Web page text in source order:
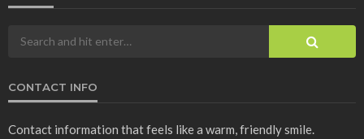
CONTACT INFO
Contact information that feels like a warm, friendly smile.